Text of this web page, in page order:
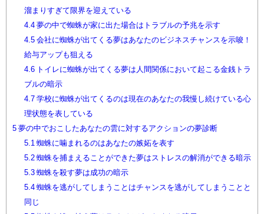
溜まりすぎて限界を迎えている
4.4夢の中で蜘蛛が家に出た場合はトラブルの予兆を示す
4.5会社に蜘蛛が出てくる夢はあなたのビジネスチャンスを示唆！
給与アップも狙える
4.6トイレに蜘蛛が出てくる夢は人間関係において起こる金銭トラ
ブルの暗示
4.7学校に蜘蛛が出てくるのは現在のあなたの我慢し続けている心
理状態を表している
5 夢の中でおこしたあなたの雲に対するアクションの夢診断
5.1 蜘蛛に噛まれるのはあなたの嫉妬を表す
5.2蜘蛛を捕まえることができた夢はストレスの解消ができる暗示
5.3蜘蛛を殺す夢は成功の暗示
5.4蜘蛛を逃がしてしまうことはチャンスを逃がしてしまうことと
同じ